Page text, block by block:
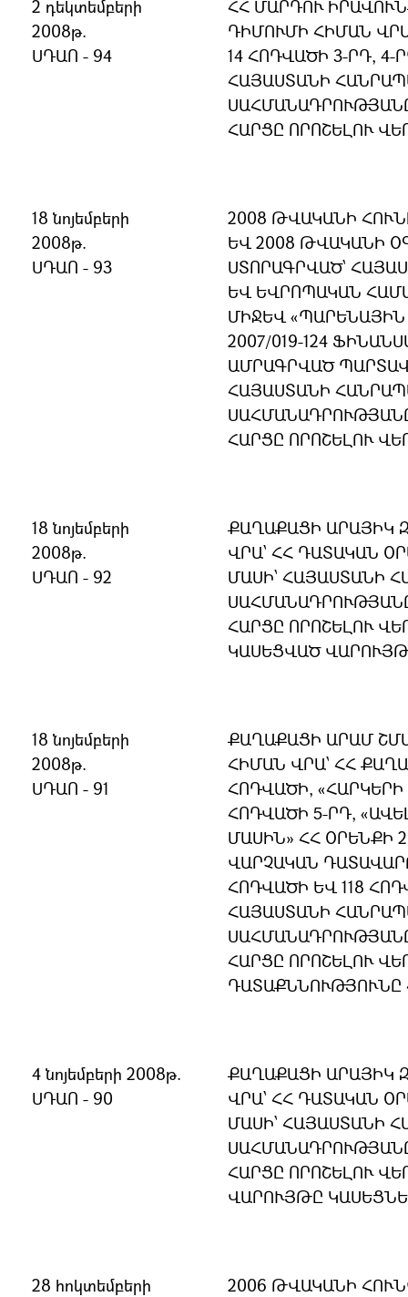
2 դեկտեմբերի
2008թ.
ՍԴԱՈ - 94
ՀՀ ՄԱՐԴՈՒ
ԴԻՄՈՒՄԻ ՀԻՄԱՆ
14 ՀՈԴՎԱԾԻ 3-ՐԴ, 4-
ՀԱՅԱՍՏԱՆԻ
ՀԱՐՑԸ ՈՐՈՇԵԼՈՒ
18 նոյեմբերի
2008թ.
ՍԴԱՈ - 93
2008 ԹՎԱԿԱՆԻ
ԵՎ 2008 ԹՎԱԿԱՆԻ
ՍՏՈՐԱԳՐՎԱԾ՝
ԵՎ ԵՎՐՈՊԱԿԱՆ
ՄԻՋԵՎ
2007/019-124
ԱՄՐԱԳՐՎԱԾ
ՀԱՅԱՍՏԱՆԻ
ՀԱՐՑԸ ՈՐՈՇԵԼՈՒ
18 նոյեմբերի
2008թ.
ՍԴԱՈ - 92
ՔԱՂԱՔԱՑԻ ԱՐԱՅԻԿ
ՎՐԱ՝ ՀՀ ԴԱՏԱԿԱՆ
ՄԱՍԻ՝ ՀԱՅԱՍՏԱՆԻ
ՀԱՐՑԸ ՈՐՈՇԵԼՈՒ
ԿԱՍԵՑՎԱԾ
18 նոյեմբերի
2008թ.
ՍԴԱՈ - 91
ՔԱՂԱՔԱՑԻ ԱՐԱՄ
ՀԻՄԱՆ ՎՐԱ՝ ՀՀ
ՀՈԴՎԱԾԻ,
ՀՈԴՎԱԾԻ 5-ՐԴ,
ՄԱՍԻՆ» ՀՀ ՕՐԵՆՔԻ
ՎԱՐՉԱԿԱՆ
ՀՈԴՎԱԾԻ ԵՎ 118
ՀԱՅԱՍՏԱՆԻ
ՀԱՐՑԸ ՈՐՈՇԵԼՈՒ
ԴԱՏԱՔՆՆՈՒԹՅՈՒՆԸ
4 նոյեմբերի 2008թ.
ՍԴԱՈ - 90
ՔԱՂԱՔԱՑԻ ԱՐԱՅԻԿ
ՎՐԱ՝ ՀՀ ԴԱՏԱԿԱՆ
ՄԱՍԻ՝ ՀԱՅԱՍՏԱՆԻ
ՀԱՐՑԸ ՈՐՈՇԵԼՈՒ
ՎԱՐՈՒՅԹԸ
28 հոկտեմբերի
2006 ԹՎԱԿԱՆԻ